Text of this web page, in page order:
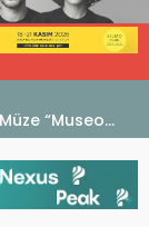
“Museo